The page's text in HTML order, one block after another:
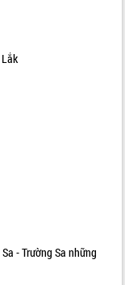
- Trường Sa những